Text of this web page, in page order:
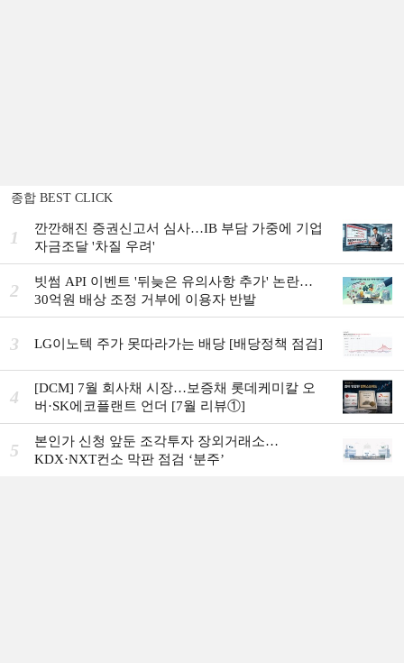
종합 BEST CLICK
1
깐깐해진 증권신고서 심사…IB 부담 가중에 기업
자금조달 '차질 우려'
2
빗썸 API 이벤트 '뒤늦은 유의사항 추가' 논란…
30억원 배상 조정 거부에 이용자 반발
3 LG이노텍 주가 못따라가는 배당 [배당정책 점검]
4
[DCM] 7월 회사채 시장…보증채 롯데케미칼 오
버·SK에코플랜트 언더 [7월 리뷰①]
5
본인가 신청 앞둔 조각투자 장외거래소…
KDX·NXT컨소 막판 점검 ‘분주’